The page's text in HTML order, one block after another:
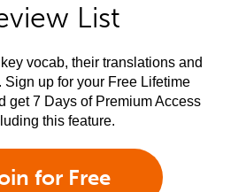
List
vocab, their translations and
Sign up for your Free Lifetime
get 7 Days of Premium Access
this feature.
for Free